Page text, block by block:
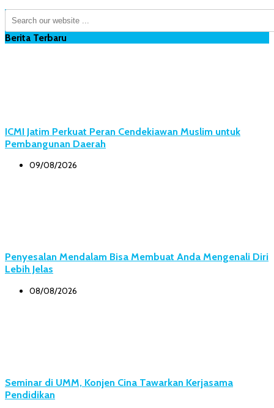
Berita Terbaru
ICMI Jatim Perkuat Peran Cendekiawan Muslim untuk
Pembangunan Daerah
09/08/2026
Penyesalan Mendalam Bisa Membuat Anda Mengenali Diri
Lebih Jelas
08/08/2026
Seminar di UMM, Konjen Cina Tawarkan Kerjasama
Pendidikan